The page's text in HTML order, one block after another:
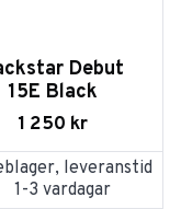
Debut
15E Black
1 250 kr
leveranstid
1-3 vardagar